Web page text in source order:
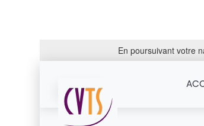
En poursuivant votre